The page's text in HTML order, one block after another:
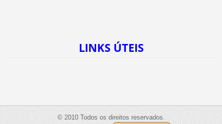
LINKS ÚTEIS
© 2010 Todos os direitos reservados.